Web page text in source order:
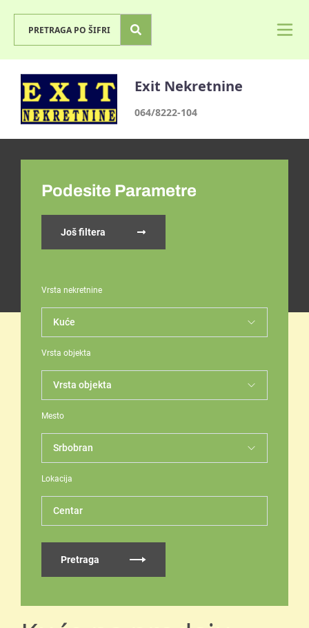
Exit Nekretnine
064/8222-104
Podesite Parametre
Još filtera
Vrsta nekretnine
Vrsta objekta
Mesto
Lokacija
Centar
Pretraga